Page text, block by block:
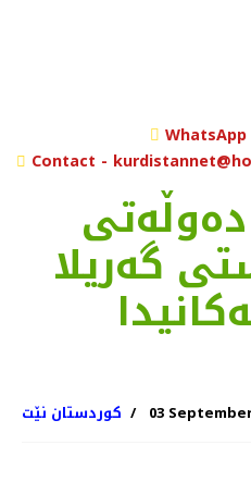
WhatsApp
Contact -
گەریلا
کوردستان نێت 03